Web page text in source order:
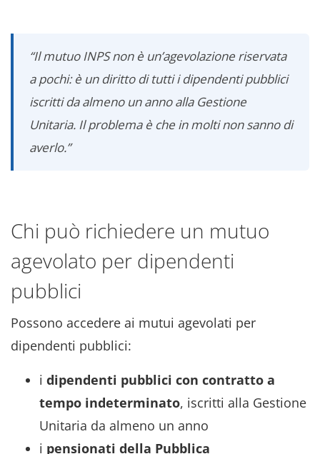
“Il mutuo INPS non è un’agevolazione riservata
a pochi: è un diritto di tutti i dipendenti pubblici
iscritti da almeno un anno alla Gestione
Unitaria. Il problema è che in molti non sanno di
averlo.”
Chi può richiedere un mutuo
agevolato per dipendenti
pubblici
Possono accedere ai mutui agevolati per
dipendenti pubblici:
i dipendenti pubblici con contratto a
tempo indeterminato, iscritti alla Gestione
Unitaria da almeno un anno
i pensionati della Pubblica